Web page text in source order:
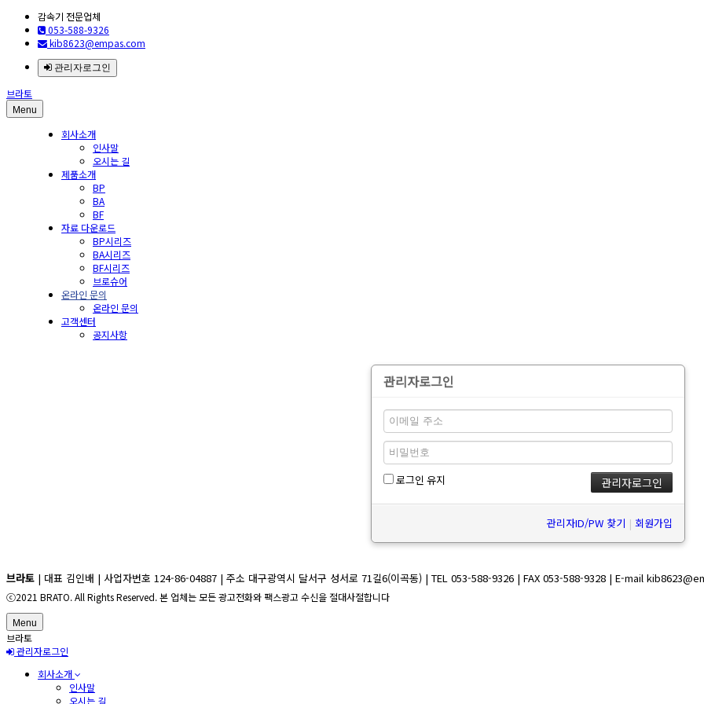
감속기 전문업체
053-588-9326
kib8623@empas.com
관리자로그인
브라토
Menu
회사소개
인사말
오시는 길
제품소개
BP
BA
BF
자료 다운로드
BP시리즈
BA시리즈
BF시리즈
브로슈어
온라인 문의
온라인 문의
고객센터
공지사항
관리자로그인
로그인 유지
관리자ID/PW 찾기 | 회원가입
브라토 | 대표 김인배 | 사업자번호 124-86-04887 | 주소 대구광역시 달서구 성서로 71길6(이곡동) | TEL 053-588-9326 | FAX 053-588-9328 | E-mail
ⓒ2021 BRATO. All Rights Reserved. 본 업체는 모든 광고전화와 팩스광고 수신을 절대사절합니다
Menu
브라토
관리자로그인
회사소개
인사말
오시는 길